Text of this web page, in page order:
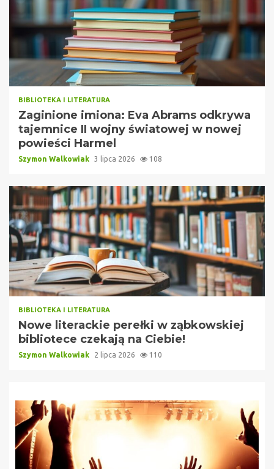
BIBLIOTEKA I LITERATURA
Zaginione imiona: Eva Abrams odkrywa
tajemnice II wojny światowej w nowej
powieści Harmel
Szymon Walkowiak 3 lipca 2026 108
BIBLIOTEKA I LITERATURA
Nowe literackie perełki w ząbkowskiej
bibliotece czekają na Ciebie!
Szymon Walkowiak 2 lipca 2026 110